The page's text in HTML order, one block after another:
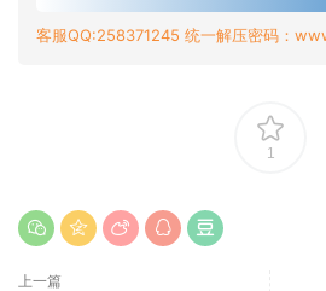
客服QQ:258371245 统一解压密码：
1
上一篇